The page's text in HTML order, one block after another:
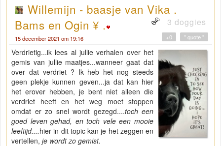
Willemijn - baasje van Vika .
Bams en Ogin ¥ .
3 doggies
15 december 2021 om 19:16 " quote "
+0
Verdrietig...ik lees al jullie verhalen over het
gemis van jullie maatjes...wanneer gaat dat
over dat verdriet ? Ik heb het nog steeds
geen plekje kunnen geven...ja dat kan hier
het erover hebben, je bent niet alleen die
verdriet heeft en het weg moet stoppen
omdat er zo snel wordt gezegd....toch een
goed leven gehad, en toch vele een mooie
leeftijd....hier in dit topic kan je het zeggen en
vertellen, je wordt zo gemist.